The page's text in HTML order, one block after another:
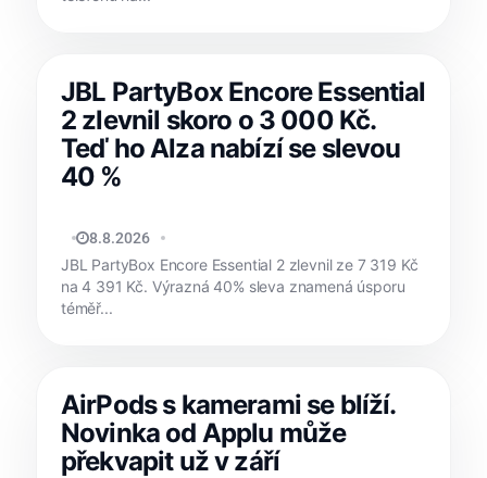
JBL PartyBox Encore Essential
2 zlevnil skoro o 3 000 Kč.
Teď ho Alza nabízí se slevou
40 %
MATYÁŠ KOZÁK
8.8.2026
JBL PartyBox Encore Essential 2 zlevnil ze 7 319 Kč
na 4 391 Kč. Výrazná 40% sleva znamená úsporu
téměř...
AirPods s kamerami se blíží.
Novinka od Applu může
překvapit už v září